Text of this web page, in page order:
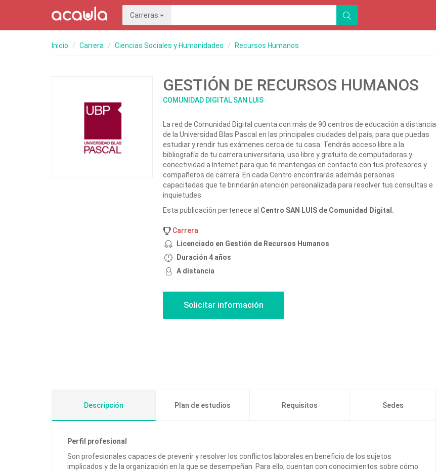
Carreras
Inicio Carrera Ciencias Sociales y Humanidades Recursos Humanos
GESTIÓN DE RECURSOS HUMANOS
COMUNIDAD DIGITAL SAN LUIS
La red de Comunidad Digital cuenta con más de 90 centros de educación a distancia
de la Universidad Blas Pascal en las principales ciudades del país, para que puedas
estudiar y rendir tus exámenes cerca de tu casa. Tendrás acceso libre a la
bibliografía de tu carrera universitaria, uso libre y gratuito de computadoras y
conectividad a Internet para que te mantengas en contacto con tus profesores y
compañeros de carrera. En cada Centro encontrarás además personas
capacitadas que te brindarán atención personalizada para resolver tus consultas e
inquietudes.
Esta publicación pertenece al Centro SAN LUIS de Comunidad Digital.
Carrera
Licenciado en Gestión de Recursos Humanos
Duración 4 años
A distancia
Descripción Plan de estudios Requisitos Sedes
Perfil profesional
Son profesionales capaces de prevenir y resolver los conflictos laborales en beneficio de los sujetos
implicados y de la organización en la que se desempeñan. Para ello, cuentan con conocimientos sobre cómo